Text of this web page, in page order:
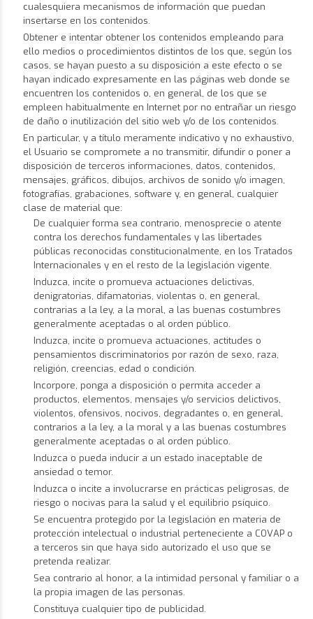
cualesquiera mecanismos de información que puedan
insertarse en los contenidos.
Obtener e intentar obtener los contenidos empleando para
ello medios o procedimientos distintos de los que, según los
casos, se hayan puesto a su disposición a este efecto o se
hayan indicado expresamente en las páginas web donde se
encuentren los contenidos o, en general, de los que se
empleen habitualmente en Internet por no entrañar un riesgo
de daño o inutilización del sitio web y/o de los contenidos.
En particular, y a título meramente indicativo y no exhaustivo,
el Usuario se compromete a no transmitir, difundir o poner a
disposición de terceros informaciones, datos, contenidos,
mensajes, gráficos, dibujos, archivos de sonido y/o imagen,
fotografías, grabaciones, software y, en general, cualquier
clase de material que:
De cualquier forma sea contrario, menosprecie o atente
contra los derechos fundamentales y las libertades
públicas reconocidas constitucionalmente, en los Tratados
Internacionales y en el resto de la legislación vigente.
Induzca, incite o promueva actuaciones delictivas,
denigratorias, difamatorias, violentas o, en general,
contrarias a la ley, a la moral, a las buenas costumbres
generalmente aceptadas o al orden público.
Induzca, incite o promueva actuaciones, actitudes o
pensamientos discriminatorios por razón de sexo, raza,
religión, creencias, edad o condición.
Incorpore, ponga a disposición o permita acceder a
productos, elementos, mensajes y/o servicios delictivos,
violentos, ofensivos, nocivos, degradantes o, en general,
contrarios a la ley, a la moral y a las buenas costumbres
generalmente aceptadas o al orden público.
Induzca o pueda inducir a un estado inaceptable de
ansiedad o temor.
Induzca o incite a involucrarse en prácticas peligrosas, de
riesgo o nocivas para la salud y el equilibrio psíquico.
Se encuentra protegido por la legislación en materia de
protección intelectual o industrial perteneciente a COVAP o
a terceros sin que haya sido autorizado el uso que se
pretenda realizar.
Sea contrario al honor, a la intimidad personal y familiar o a
la propia imagen de las personas.
Constituya cualquier tipo de publicidad.